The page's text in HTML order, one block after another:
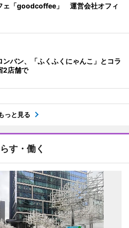
ェ「goodcoffee」 運営会社オフィ
ンバン、「ふくふくにゃんこ」とコラ
店舗で
っと見る
す・働く